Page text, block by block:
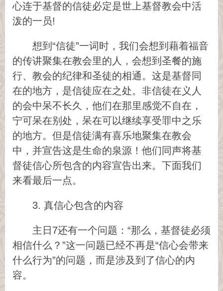
心连于基督的信徒必定是世上基督教会中活
泼的一员!
想到“信徒”一词时，我们会想到藉着福音
的传讲聚集在教会里的人，会想到圣餐的施
行、教会的纪律和圣徒的相通。这是基督同
在的地方，是信徒应在之处。非信徒在义人
的会中呆不长久，他们在那里感觉不自在，
宁可呆在别处，呆在可以继续享受罪中之乐
的地方。但是信徒满有喜乐地聚集在教会
中，并宣告这是生命的泉源！他们同声将基
督徒信心所包含的内容宣告出来。下面我们
来看最后一点。
3. 真信心包含的内容
主日7还有一个问题：“那么，基督徒必须
相信什么？”这一问题已经不再是“信心会带来
什么行为”的问题，而是涉及到了信心的内
容。